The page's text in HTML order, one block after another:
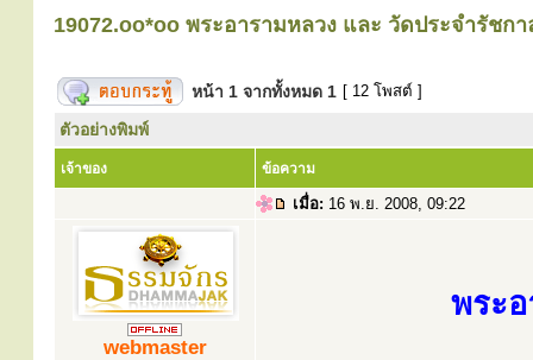
19072.oo*oo พระอารามหลวง และ วัดประจำรัชก
หน้า 1 จากทั้งหมด 1 [ 12 โพสต์ ]
ตัวอย่างพิมพ์
เจ้าของ ข้อความ
เมื่อ: 16 พ.ย. 2008, 09:22
webmaster
พระ